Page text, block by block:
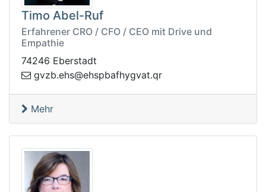
Timo Abel-Ruf
Erfahrener CRO / CFO / CEO mit Drive und
Empathie
74246 Eberstadt
rq.tavgyhf
abpshe@she.bzvg
Mehr